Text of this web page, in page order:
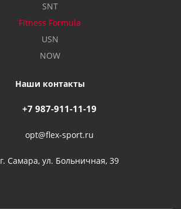
SNT
Fitness Formula
USN
NOW
Наши контакты
+7 987-911-11-19
opt@flex-sport.ru
г. Самара, ул. Больничная, 39